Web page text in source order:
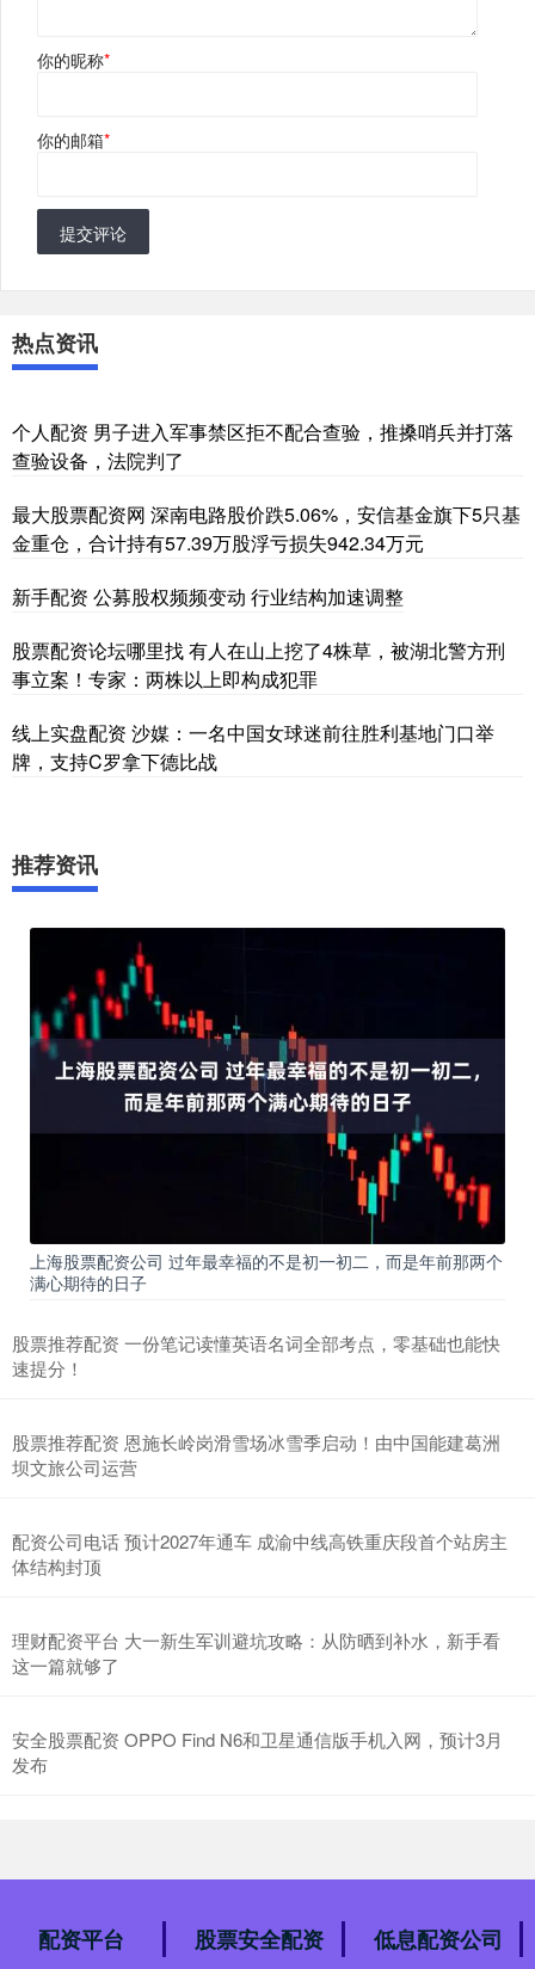
你的昵称*
你的邮箱*
提交评论
热点资讯
个人配资 男子进入军事禁区拒不配合查验，推搡哨兵并打落
查验设备，法院判了
最大股票配资网 深南电路股价跌5.06%，安信基金旗下5只基
金重仓，合计持有57.39万股浮亏损失942.34万元
新手配资 公募股权频频变动 行业结构加速调整
股票配资论坛哪里找 有人在山上挖了4株草，被湖北警方刑
事立案！专家：两株以上即构成犯罪
线上实盘配资 沙媒：一名中国女球迷前往胜利基地门口举
牌，支持C罗拿下德比战
推荐资讯
上海股票配资公司 过年最幸福的不是初一初二，而是年前那两个
满心期待的日子
股票推荐配资 一份笔记读懂英语名词全部考点，零基础也能快
速提分！
股票推荐配资 恩施长岭岗滑雪场冰雪季启动！由中国能建葛洲
坝文旅公司运营
配资公司电话 预计2027年通车 成渝中线高铁重庆段首个站房主
体结构封顶
理财配资平台 大一新生军训避坑攻略：从防晒到补水，新手看
这一篇就够了
安全股票配资 OPPO Find N6和卫星通信版手机入网，预计3月
发布
配资平台 股票安全配资 低息配资公司